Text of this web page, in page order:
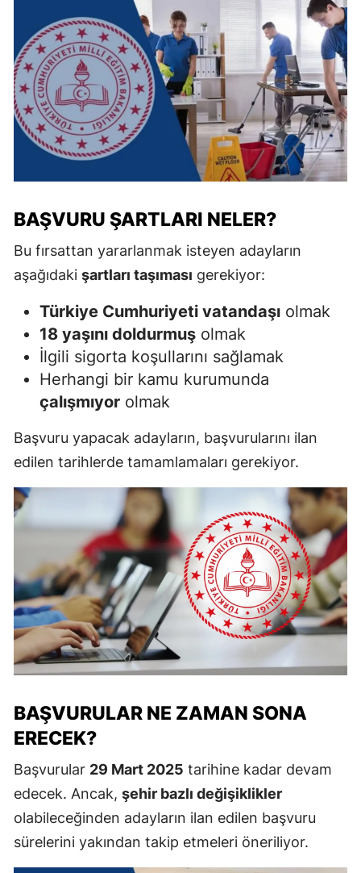
BAŞVURU ŞARTLARI NELER?
Bu fırsattan yararlanmak isteyen adayların
aşağıdaki şartları taşıması gerekiyor:
Türkiye Cumhuriyeti vatandaşı olmak
18 yaşını doldurmuş olmak
İlgili sigorta koşullarını sağlamak
Herhangi bir kamu kurumunda
çalışmıyor olmak
Başvuru yapacak adayların, başvurularını ilan
edilen tarihlerde tamamlamaları gerekiyor.
BAŞVURULAR NE ZAMAN SONA
ERECEK?
Başvurular 29 Mart 2025 tarihine kadar devam
edecek. Ancak, şehir bazlı değişiklikler
olabileceğinden adayların ilan edilen başvuru
sürelerini yakından takip etmeleri öneriliyor.